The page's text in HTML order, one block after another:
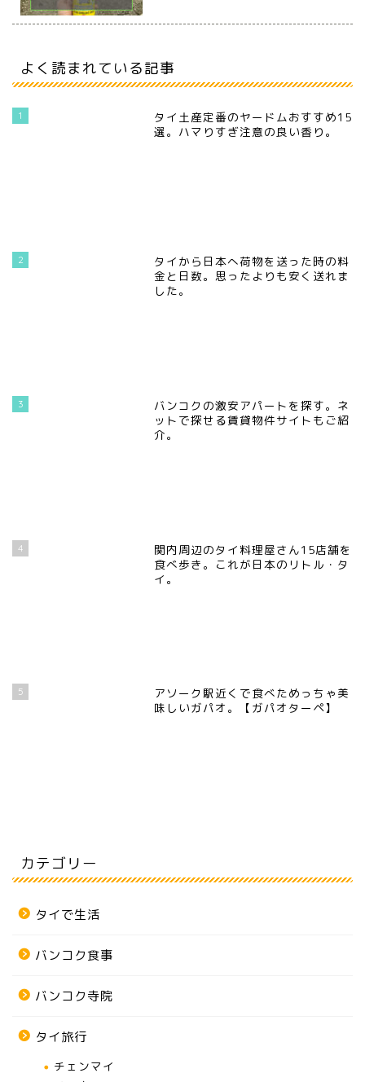
よく読まれている記事
1
タイ土産定番のヤードムおすすめ15
選。ハマりすぎ注意の良い香り。
2
タイから日本へ荷物を送った時の料
金と日数。思ったよりも安く送れま
した。
3
バンコクの激安アパートを探す。ネ
ットで探せる賃貸物件サイトもご紹
介。
4
関内周辺のタイ料理屋さん15店舗を
食べ歩き。これが日本のリトル・タ
イ。
5
アソーク駅近くで食べためっちゃ美
味しいガパオ。【ガパオターペ】
カテゴリー
タイで生活
バンコク食事
バンコク寺院
タイ旅行
チェンマイ